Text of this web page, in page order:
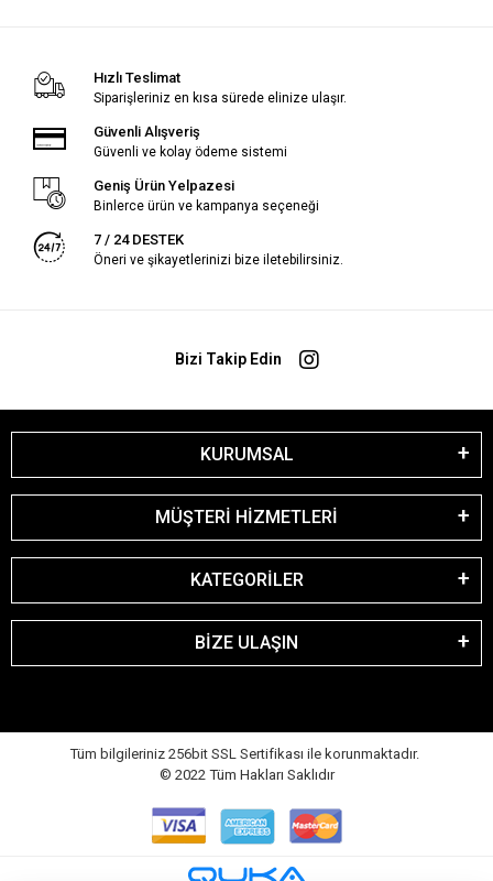
Hızlı Teslimat
Siparişleriniz en kısa sürede elinize ulaşır.
Güvenli Alışveriş
Güvenli ve kolay ödeme sistemi
Geniş Ürün Yelpazesi
Binlerce ürün ve kampanya seçeneği
7 / 24 DESTEK
Öneri ve şikayetlerinizi bize iletebilirsiniz.
Bizi Takip Edin
KURUMSAL
MÜŞTERİ HİZMETLERİ
KATEGORİLER
BİZE ULAŞIN
Tüm bilgileriniz 256bit SSL Sertifikası ile korunmaktadır.
© 2022 Tüm Hakları Saklıdır